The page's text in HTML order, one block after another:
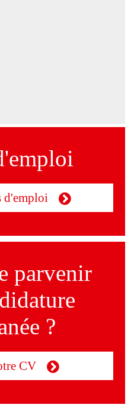
d'emploi
parvenir
?
CV